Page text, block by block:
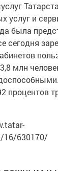
услуг и
была
сегодня
млн
процентов
16/630170/